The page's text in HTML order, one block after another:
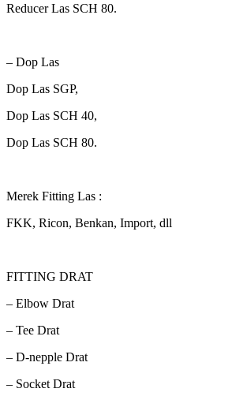
Reducer Las SCH 80.
– Dop Las
Dop Las SGP,
Dop Las SCH 40,
Dop Las SCH 80.
Merek Fitting Las :
FKK, Ricon, Benkan, Import, dll
FITTING DRAT
– Elbow Drat
– Tee Drat
– D-nepple Drat
– Socket Drat